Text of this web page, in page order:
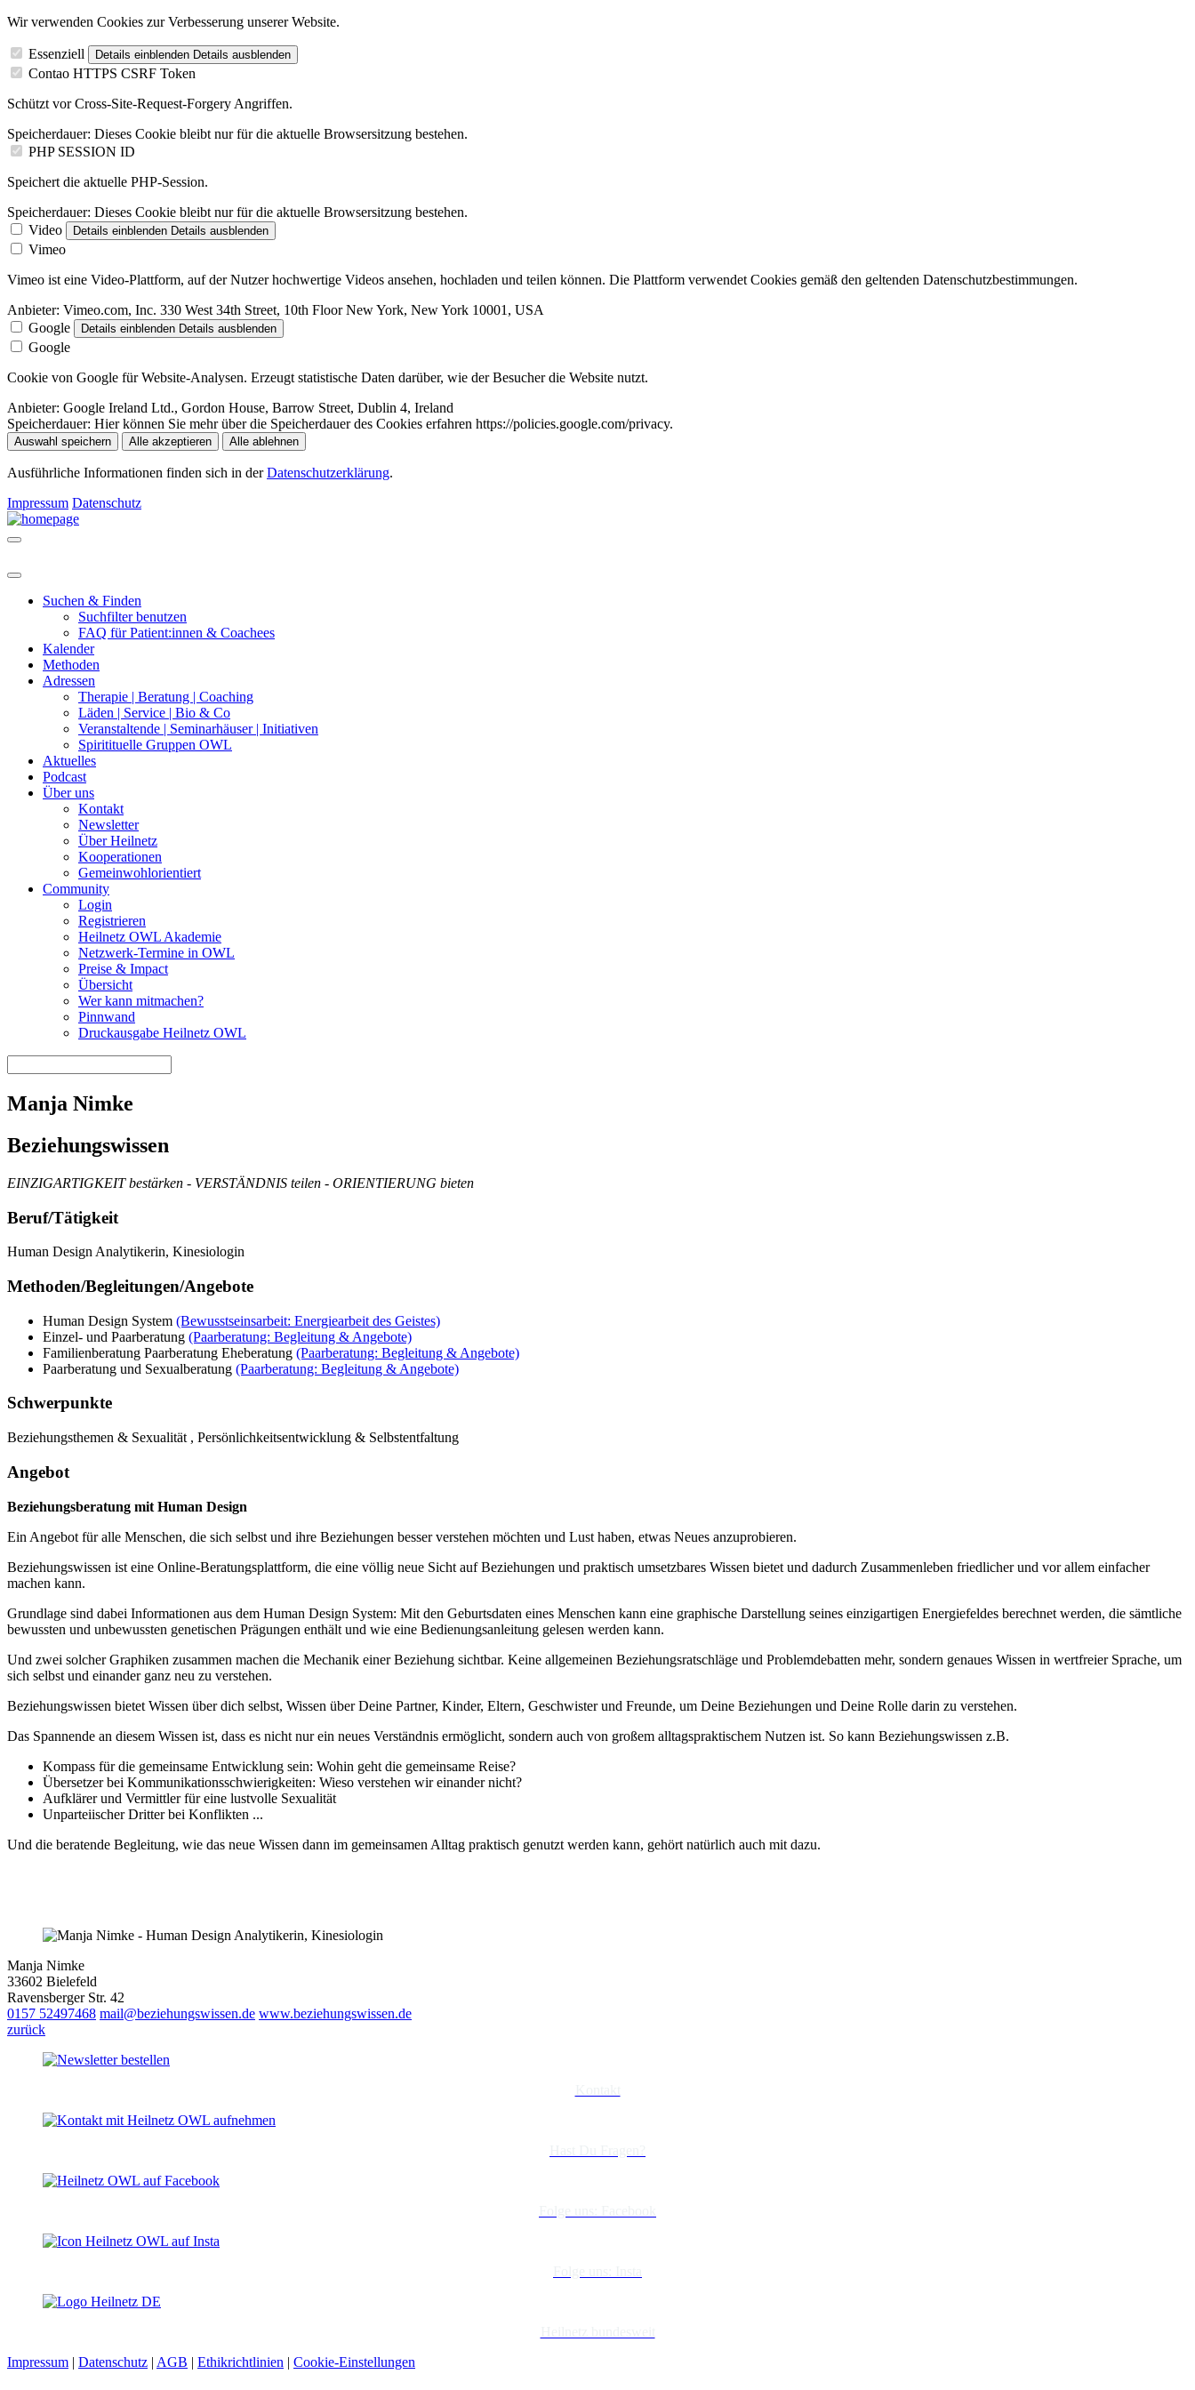
Wir verwenden Cookies zur Verbesserung unserer Website.
Essenziell Details einblenden Details ausblenden
Contao HTTPS CSRF Token
Schützt vor Cross-Site-Request-Forgery Angriffen.
Speicherdauer: Dieses Cookie bleibt nur für die aktuelle Browsersitzung bestehen.
PHP SESSION ID
Speichert die aktuelle PHP-Session.
Speicherdauer: Dieses Cookie bleibt nur für die aktuelle Browsersitzung bestehen.
Video
Details einblenden Details ausblenden
Vimeo
Vimeo ist eine Video-Plattform, auf der Nutzer hochwertige Videos ansehen, hochladen und teilen können. Die Plattform verwendet Cookies gemäß den geltenden Datenschutzbestimmungen.
Anbieter: Vimeo.com, Inc. 330 West 34th Street, 10th Floor New York, New York 10001, USA
Google
Details einblenden Details ausblenden
Google
Cookie von Google für Website-Analysen. Erzeugt statistische Daten darüber, wie der Besucher die Website nutzt.
Anbieter: Google Ireland Ltd., Gordon House, Barrow Street, Dublin 4, Ireland
Speicherdauer: Hier können Sie mehr über die Speicherdauer des Cookies erfahren https://policies.google.com/privacy.
Auswahl speichern Alle akzeptieren Alle ablehnen
Ausführliche Informationen finden sich in derDatenschutzerklärung.
Impressum Datenschutz
Suchen & Finden
Suchfilter benutzen
FAQ für Patient:innen & Coachees
Kalender
Methoden
Adressen
Therapie | Beratung | Coaching
Läden | Service | Bio & Co
Veranstaltende | Seminarhäuser | Initiativen
Spiritituelle Gruppen OWL
Aktuelles
Podcast
Über uns
Kontakt
Newsletter
Über Heilnetz
Kooperationen
Gemeinwohlorientiert
Community
Login
Registrieren
Heilnetz OWL Akademie
Netzwerk-Termine in OWL
Preise & Impact
Übersicht
Wer kann mitmachen?
Pinnwand
Druckausgabe Heilnetz OWL
Manja Nimke
Beziehungswissen
EINZIGARTIGKEIT bestärken - VERSTÄNDNIS teilen - ORIENTIERUNG bieten
Beruf/Tätigkeit
Human Design Analytikerin, Kinesiologin
Methoden/Begleitungen/Angebote
Human Design System (Bewusstseinsarbeit: Energiearbeit des Geistes)
Einzel- und Paarberatung (Paarberatung: Begleitung & Angebote)
Familienberatung Paarberatung Eheberatung (Paarberatung: Begleitung & Angebote)
Paarberatung und Sexualberatung (Paarberatung: Begleitung & Angebote)
Schwerpunkte
Beziehungsthemen & Sexualität , Persönlichkeitsentwicklung & Selbstentfaltung
Angebot
Beziehungsberatung mit Human Design
Ein Angebot für alle Menschen, die sich selbst und ihre Beziehungen besser verstehen möchten und Lust haben, etwas Neues anzuprobieren.
Beziehungswissen ist eine Online-Beratungsplattform, die eine völlig neue Sicht auf Beziehungen und praktisch umsetzbares Wissen bietet und dadurch Zusammenleben friedlicher und vor allem einfacher
machen kann.
Grundlage sind dabei Informationen aus dem Human Design System: Mit den Geburtsdaten eines Menschen kann eine graphische Darstellung seines einzigartigen Energiefeldes berechnet werden, die sämtliche
bewussten und unbewussten genetischen Prägungen enthält und wie eine Bedienungsanleitung gelesen werden kann.
Und zwei solcher Graphiken zusammen machen die Mechanik einer Beziehung sichtbar. Keine allgemeinen Beziehungsratschläge und Problemdebatten mehr, sondern genaues Wissen in wertfreier Sprache, um
sich selbst und einander ganz neu zu verstehen.
Beziehungswissen bietet Wissen über dich selbst, Wissen über Deine Partner, Kinder, Eltern, Geschwister und Freunde, um Deine Beziehungen und Deine Rolle darin zu verstehen.
Das Spannende an diesem Wissen ist, dass es nicht nur ein neues Verständnis ermöglicht, sondern auch von großem alltagspraktischem Nutzen ist. So kann Beziehungswissen z.B.
Kompass für die gemeinsame Entwicklung sein: Wohin geht die gemeinsame Reise?
Übersetzer bei Kommunikationsschwierigkeiten: Wieso verstehen wir einander nicht?
Aufklärer und Vermittler für eine lustvolle Sexualität
Unparteiischer Dritter bei Konflikten ...
Und die beratende Begleitung, wie das neue Wissen dann im gemeinsamen Alltag praktisch genutzt werden kann, gehört natürlich auch mit dazu.
Manja Nimke
33602 Bielefeld
Ravensberger Str. 42
0157 52497468 mail@beziehungswissen.de www.beziehungswissen.de
zurück
Impressum | Datenschutz | AGB | Ethikrichtlinien | Cookie-Einstellungen